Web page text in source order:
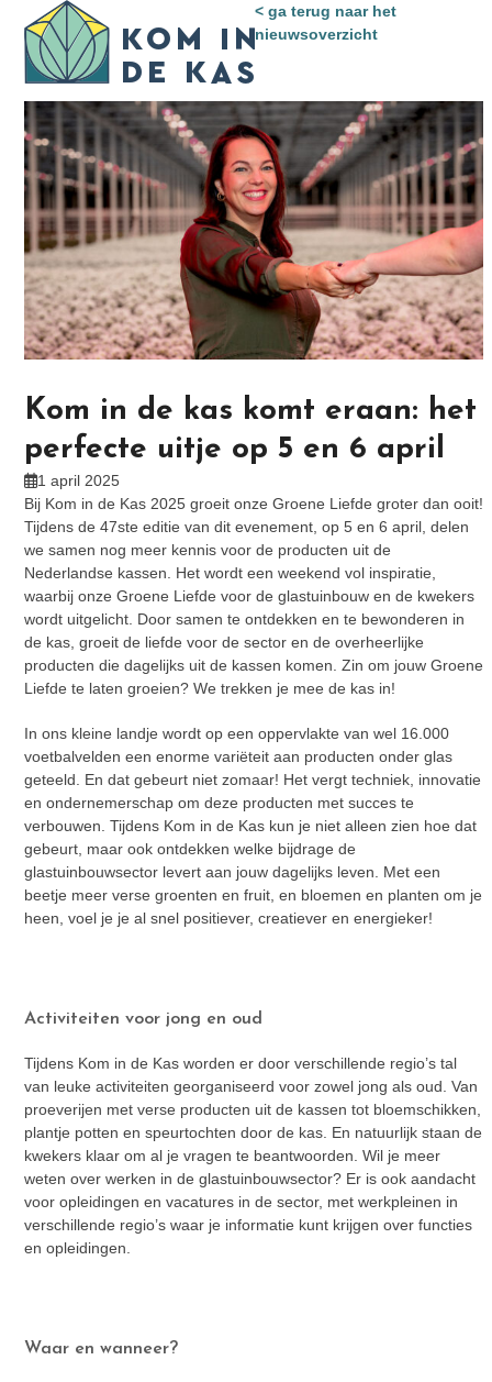
content
Open
mobile
menu
Close
mobile
menu
< ga terug naar het
nieuwsoverzicht
Kom in de kas komt eraan: het
perfecte uitje op 5 en 6 april
1 april 2025
Bij Kom in de Kas 2025 groeit onze Groene Liefde groter dan ooit!
Tijdens de 47ste editie van dit evenement, op 5 en 6 april, delen
we samen nog meer kennis voor de producten uit de
Nederlandse kassen. Het wordt een weekend vol inspiratie,
waarbij onze Groene Liefde voor de glastuinbouw en de kwekers
wordt uitgelicht. Door samen te ontdekken en te bewonderen in
de kas, groeit de liefde voor de sector en de overheerlijke
producten die dagelijks uit de kassen komen. Zin om jouw Groene
Liefde te laten groeien? We trekken je mee de kas in!
In ons kleine landje wordt op een oppervlakte van wel 16.000
voetbalvelden een enorme variëteit aan producten onder glas
geteeld. En dat gebeurt niet zomaar! Het vergt techniek, innovatie
en ondernemerschap om deze producten met succes te
verbouwen. Tijdens Kom in de Kas kun je niet alleen zien hoe dat
gebeurt, maar ook ontdekken welke bijdrage de
glastuinbouwsector levert aan jouw dagelijks leven. Met een
beetje meer verse groenten en fruit, en bloemen en planten om je
heen, voel je je al snel positiever, creatiever en energieker!
Activiteiten voor jong en oud
Tijdens Kom in de Kas worden er door verschillende regio’s tal
van leuke activiteiten georganiseerd voor zowel jong als oud. Van
proeverijen met verse producten uit de kassen tot bloemschikken,
plantje potten en speurtochten door de kas. En natuurlijk staan de
kwekers klaar om al je vragen te beantwoorden. Wil je meer
weten over werken in de glastuinbouwsector? Er is ook aandacht
voor opleidingen en vacatures in de sector, met werkpleinen in
verschillende regio’s waar je informatie kunt krijgen over functies
en opleidingen.
Waar en wanneer?